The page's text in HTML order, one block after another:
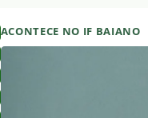
ACONTECE NO IF BAIANO